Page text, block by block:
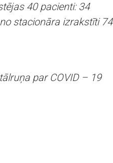
40 pacienti: 34
stacionāra izrakstīti 74
par COVID – 19